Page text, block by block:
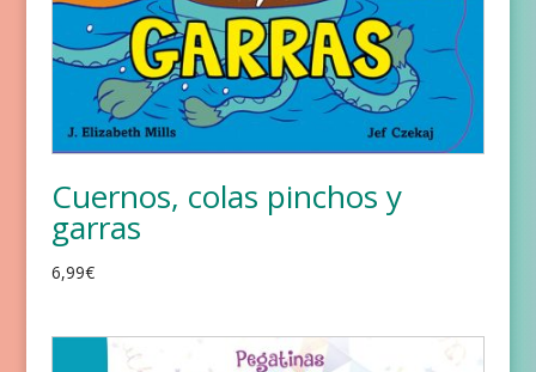
Cuernos, colas pinchos y
garras
6,99€